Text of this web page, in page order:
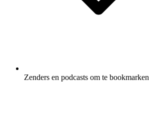
Zenders en podcasts om te bookmarken